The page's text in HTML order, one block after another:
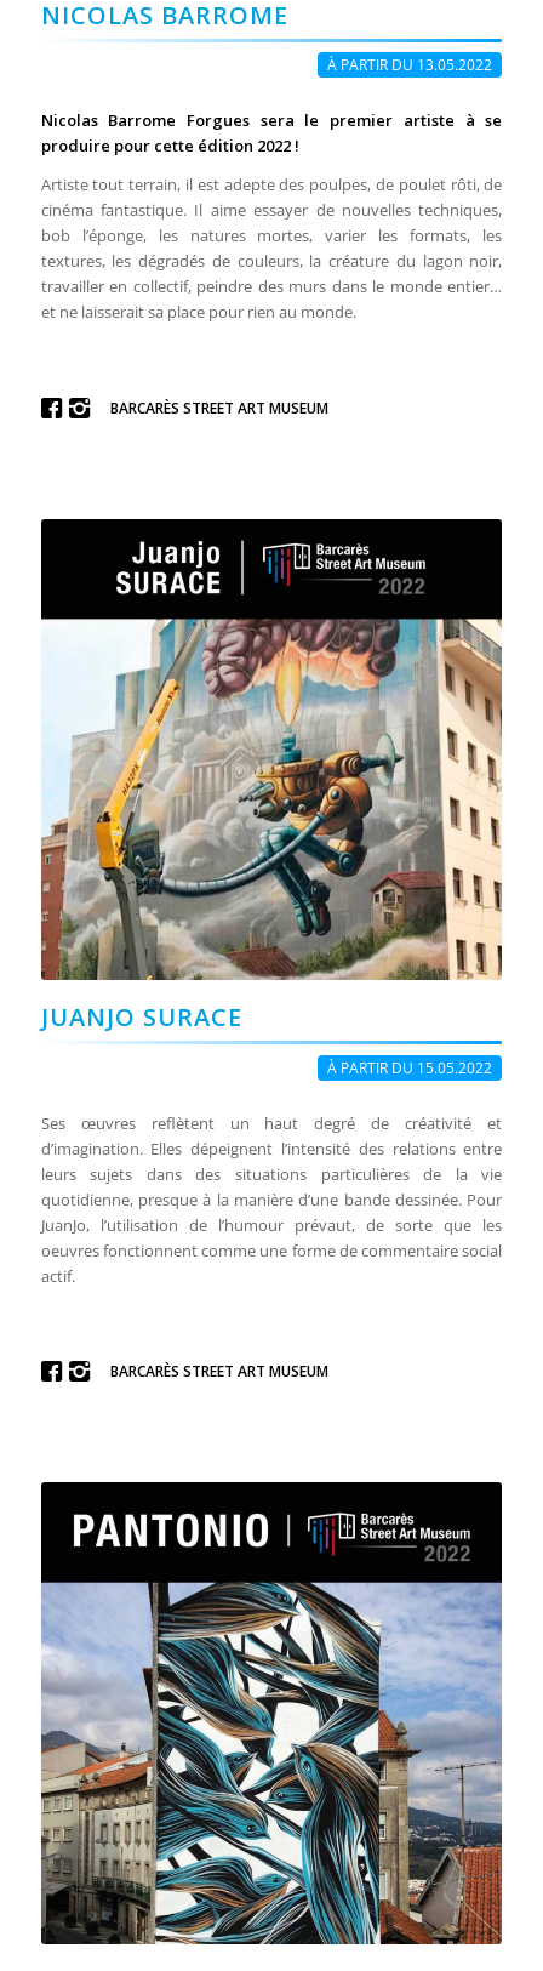
NICOLAS BARROME
À PARTIR DU 13.05.2022
Nicolas Barrome Forgues sera le premier artiste à se
produire pour cette édition 2022 !
Artiste tout terrain, il est adepte des poulpes, de poulet rôti, de
cinéma fantastique. Il aime essayer de nouvelles techniques,
bob l’éponge, les natures mortes, varier les formats, les
textures, les dégradés de couleurs, la créature du lagon noir,
travailler en collectif, peindre des murs dans le monde entier…
et ne laisserait sa place pour rien au monde.
BARCARÈS STREET ART MUSEUM
JUANJO SURACE
À PARTIR DU 15.05.2022
Ses œuvres reflètent un haut degré de créativité et
d’imagination. Elles dépeignent l’intensité des relations entre
leurs sujets dans des situations particulières de la vie
quotidienne, presque à la manière d’une bande dessinée. Pour
JuanJo, l’utilisation de l’humour prévaut, de sorte que les
oeuvres fonctionnent comme une forme de commentaire social
actif.
BARCARÈS STREET ART MUSEUM